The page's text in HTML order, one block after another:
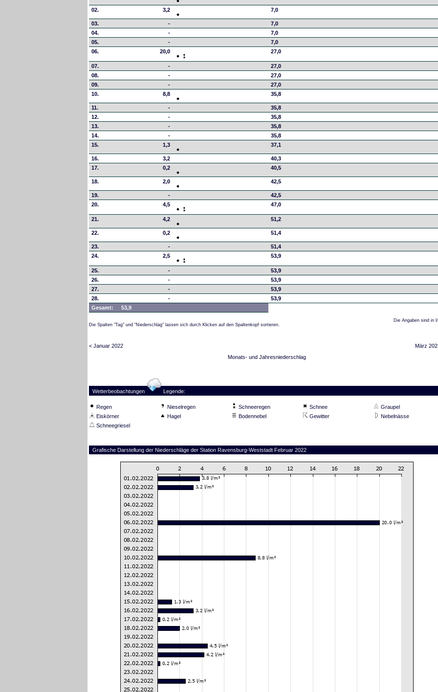
02. 3,2 7,0
03. -
7,0
04.
-
7,0
05.
-
7,0
06.
20,0 27,0
07. -
27,0
08.
-
27,0
09.
-
27,0
10.
8,8 35,8
11. -
35,8
12.
-
35,8
13.
-
35,8
14.
-
35,8
15.
1,3 37,1
16. 3,2
40,3
17.
0,2 40,5
18. 2,0 42,5
19. -
42,5
20.
4,5 47,0
21. 4,2 51,2
22. 0,2 51,4
23. -
51,4
24.
2,5 53,9
25. -
53,9
26.
-
53,9
27.
-
53,9
28.
-
53,9
Gesamt:
53,9
Die Spalten "Tag" und "Niederschlag" lassen sich durch Klicken auf den Spaltenkopf sortieren.
Die Angaben sind in l/
< Januar 2022
März
Monats- und Jahresniederschlag
Wetterbeobachtungen Legende:
Regen Nieselregen Schneeregen Schnee
Graupel
Eiskörner
Hagel Bodennebel Gewitter
Nebelnässe
Schneegriesel
Grafische Darstellung der Niederschläge der Station Ravensburg-Weststadt Februar 2022